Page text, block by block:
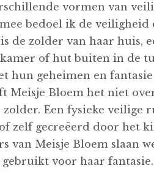
vormen van
bedoel ik de
de zolder van haar huis,
of hut buiten in de
hun geheimen en
Meisje Bloem het niet
Een fysieke veilige
zelf gecreëerd door het
van Meisje Bloem slaan
voor haar fantasie.